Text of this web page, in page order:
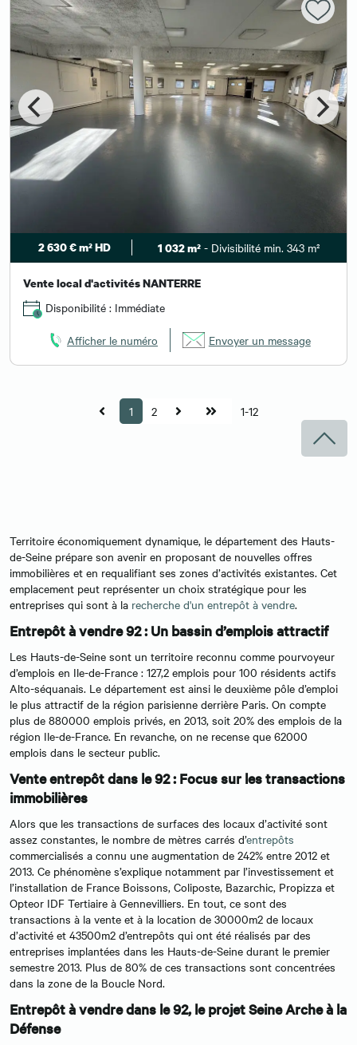
2 630 € m² HD 1 032 m²- Divisibilité min. 343 m²
Vente local d'activités NANTERRE
Disponibilité : Immédiate
Afficher le numéro Envoyer un message
1 2 1-12
Territoire économiquement dynamique, le département des Hauts-
de-Seine prépare son avenir en proposant de nouvelles offres
immobilières et en requalifiant ses zones d’activités existantes. Cet
emplacement peut représenter un choix stratégique pour les
entreprises qui sont à la recherche d'un entrepôt à vendre.
Entrepôt à vendre 92 : Un bassin d’emplois attractif
Les Hauts-de-Seine sont un territoire reconnu comme pourvoyeur
d’emplois en Ile-de-France : 127,2 emplois pour 100 résidents actifs
Alto-séquanais. Le département est ainsi le deuxième pôle d’emploi
le plus attractif de la région parisienne derrière Paris. On compte
plus de 880000 emplois privés, en 2013, soit 20% des emplois de la
région Ile-de-France. En revanche, on ne recense que 62000
emplois dans le secteur public.
Vente entrepôt dans le 92 : Focus sur les transactions
immobilières
Alors que les transactions de surfaces des locaux d’activité sont
assez constantes, le nombre de mètres carrés d’entrepôts
commercialisés a connu une augmentation de 242% entre 2012 et
2013. Ce phénomène s’explique notamment par l’investissement et
l’installation de France Boissons, Coliposte, Bazarchic, Propizza et
Opteor IDF Tertiaire à Gennevilliers. En tout, ce sont des
transactions à la vente et à la location de 30000m2 de locaux
d’activité et 43500m2 d’entrepôts qui ont été réalisés par des
entreprises implantées dans les Hauts-de-Seine durant le premier
semestre 2013. Plus de 80% de ces transactions sont concentrées
dans la zone de la Boucle Nord.
Entrepôt à vendre dans le 92, le projet Seine Arche à la
Défense